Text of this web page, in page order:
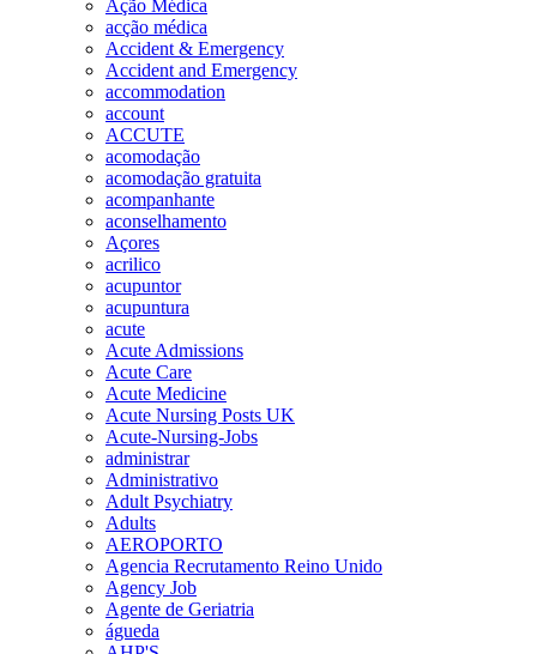
Ação Médica
acção médica
Accident & Emergency
Accident and Emergency
accommodation
account
ACCUTE
acomodação
acomodação gratuita
acompanhante
aconselhamento
Açores
acrilico
acupuntor
acupuntura
acute
Acute Admissions
Acute Care
Acute Medicine
Acute Nursing Posts UK
Acute-Nursing-Jobs
administrar
Administrativo
Adult Psychiatry
Adults
AEROPORTO
Agencia Recrutamento Reino Unido
Agency Job
Agente de Geriatria
águeda